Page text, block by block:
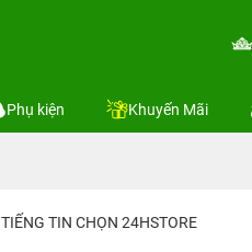
Phụ kiện Khuyến Mãi
TIN CHỌN 24HSTORE